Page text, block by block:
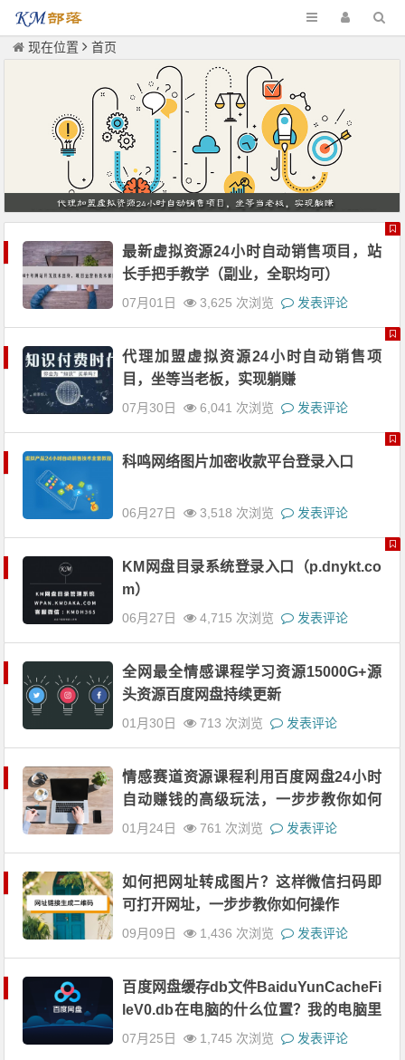
现在位置 首页
最新虚拟资源24小时自动销售项目，站
长手把手教学（副业，全职均可）
07月01日 3,625 次浏览 发表评论
代理加盟虚拟资源24小时自动销售项
目，坐等当老板，实现躺赚
07月30日 6,041 次浏览 发表评论
科鸣网络图片加密收款平台登录入口
06月27日 3,518 次浏览 发表评论
KM网盘目录系统登录入口（p.dnykt.co
m）
06月27日 4,715 次浏览 发表评论
全网最全情感课程学习资源15000G+源
头资源百度网盘持续更新
01月30日 713 次浏览 发表评论
情感赛道资源课程利用百度网盘24小时
自动赚钱的高级玩法，一步步教你如何
操作，小白可轻松日入300+
01月24日 761 次浏览 发表评论
如何把网址转成图片？这样微信扫码即
可打开网址，一步步教你如何操作
09月09日 1,436 次浏览 发表评论
百度网盘缓存db文件BaiduYunCacheFi
leV0.db在电脑的什么位置？我的电脑里
面找不到怎么办？
07月25日 1,745 次浏览 发表评论